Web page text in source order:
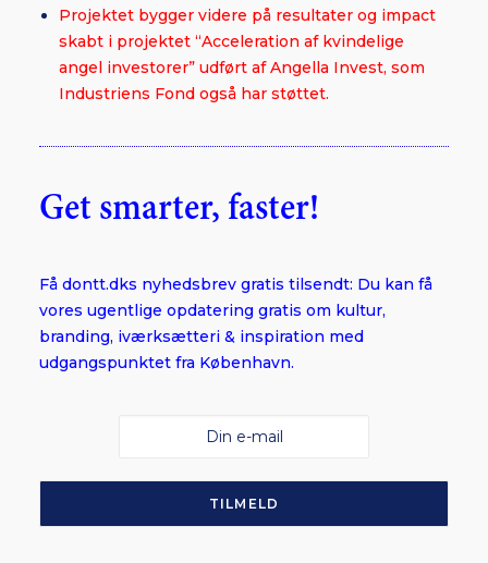
Projektet bygger videre på resultater og impact
skabt i projektet “Acceleration af kvindelige
angel investorer” udført af Angella Invest, som
Industriens Fond også har støttet.
Get smarter, faster!
Få dontt.dks nyhedsbrev gratis tilsendt: Du kan få
vores ugentlige opdatering gratis om kultur,
branding, iværksætteri & inspiration med
udgangspunktet fra København.